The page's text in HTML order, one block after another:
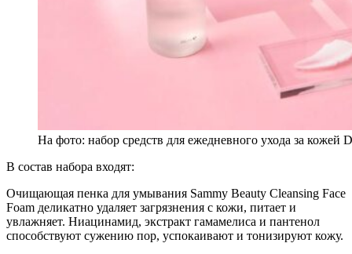
На фото: набор средств для ежедневного ухода за кожей
В состав набора входят:
Очищающая пенка для умывания Sammy Beauty Cleansing Face
Foam деликатно удаляет загрязнения с кожи, питает и
увлажняет. Ниацинамид, экстракт гамамелиса и пантенол
способствуют сужению пор, успокаивают и тонизируют кожу.